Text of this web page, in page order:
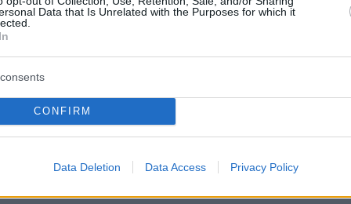
Data that Is Unrelated with the Purposes for which it
CONFIRM
Data Deletion Data Access Privacy Policy
ΣΧΟΛΙΟΥ
EMAIL